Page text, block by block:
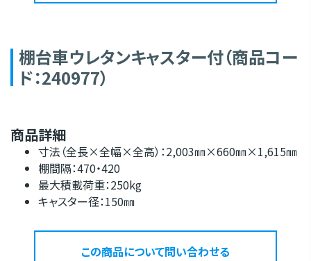
棚台車ウレタンキャスター付（商品コー
ド：240977）
商品詳細
寸法（全長×全幅×全高）：2,003㎜×660㎜×1,615㎜
棚間隔：470・420
最大積載荷重：250kg
キャスター径：150㎜
この商品について問い合わせる